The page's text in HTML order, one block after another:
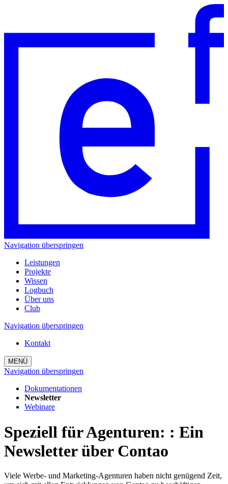
Navigation überspringen
Leistungen
Projekte
Wissen
Logbuch
Über uns
Club
Navigation überspringen
Kontakt
MENÜ
Navigation überspringen
Dokumentationen
Newsletter
Webinare
Speziell für Agenturen: : Ein
Newsletter über Contao
Viele Werbe- und Marketing-Agenturen haben nicht genügend Zeit,